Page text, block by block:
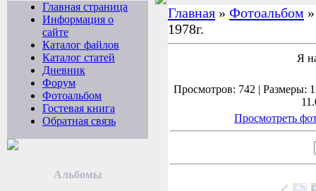
Главная страница
Информация о
сайте
Каталог файлов
Каталог статей
Дневник
Форум
Фотоальбом
Гостевая книга
Обратная связь
Альбомы
Главная » Фотоальбом
1978г.
Я
Просмотров: 742 | Размеры:
Просмотреть